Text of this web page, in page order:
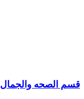
قسم الصحه والجمال